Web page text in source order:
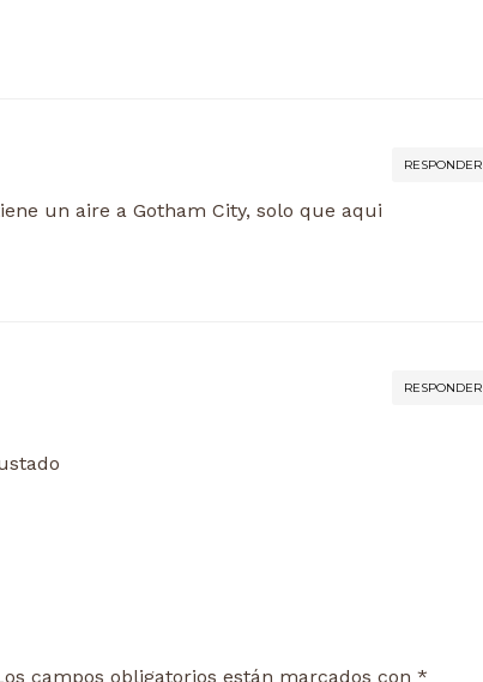
RESPONDER
un aire a Gotham City, solo que aqui
RESPONDER
campos obligatorios están marcados con *